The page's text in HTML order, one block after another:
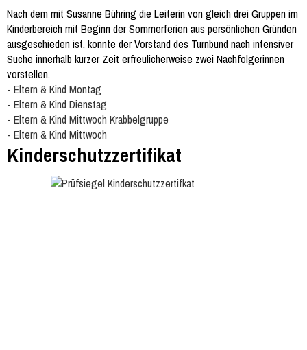
Nach dem mit Susanne Bühring die Leiterin von gleich drei Gruppen im
Kinderbereich mit Beginn der Sommerferien aus persönlichen Gründen
ausgeschieden ist, konnte der Vorstand des Turnbund nach intensiver
Suche innerhalb kurzer Zeit erfreulicherweise zwei Nachfolgerinnen
vorstellen.
- Eltern & Kind Montag
- Eltern & Kind Dienstag
- Eltern & Kind Mittwoch Krabbelgruppe
- Eltern & Kind Mittwoch
Kinderschutzzertifikat